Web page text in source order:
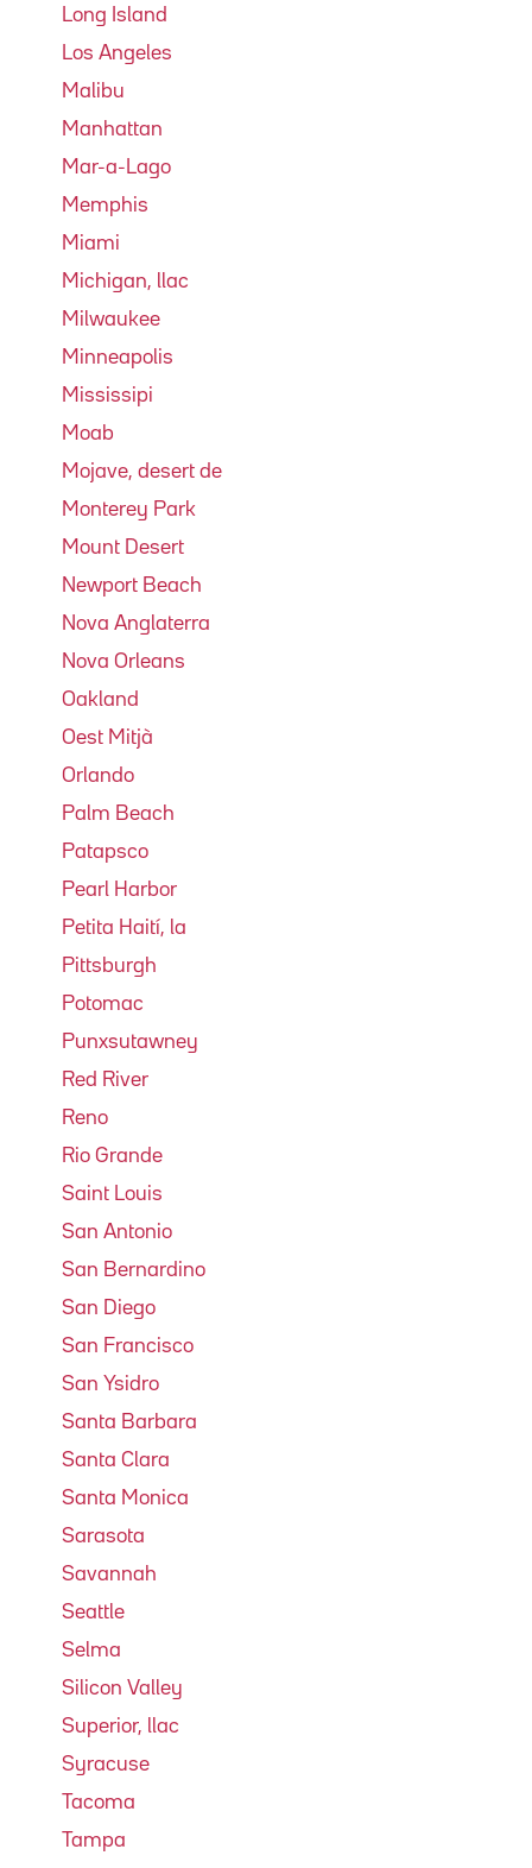
Long Island
Los Angeles
Malibu
Manhattan
Mar-a-Lago
Memphis
Miami
Michigan, llac
Milwaukee
Minneapolis
Mississipi
Moab
Mojave, desert de
Monterey Park
Mount Desert
Newport Beach
Nova Anglaterra
Nova Orleans
Oakland
Oest Mitjà
Orlando
Palm Beach
Patapsco
Pearl Harbor
Petita Haití, la
Pittsburgh
Potomac
Punxsutawney
Red River
Reno
Rio Grande
Saint Louis
San Antonio
San Bernardino
San Diego
San Francisco
San Ysidro
Santa Barbara
Santa Clara
Santa Monica
Sarasota
Savannah
Seattle
Selma
Silicon Valley
Superior, llac
Syracuse
Tacoma
Tampa